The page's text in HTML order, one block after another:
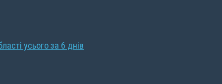
усього за 6 днів